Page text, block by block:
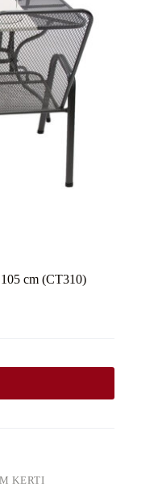
cm (CT310)
KERTI